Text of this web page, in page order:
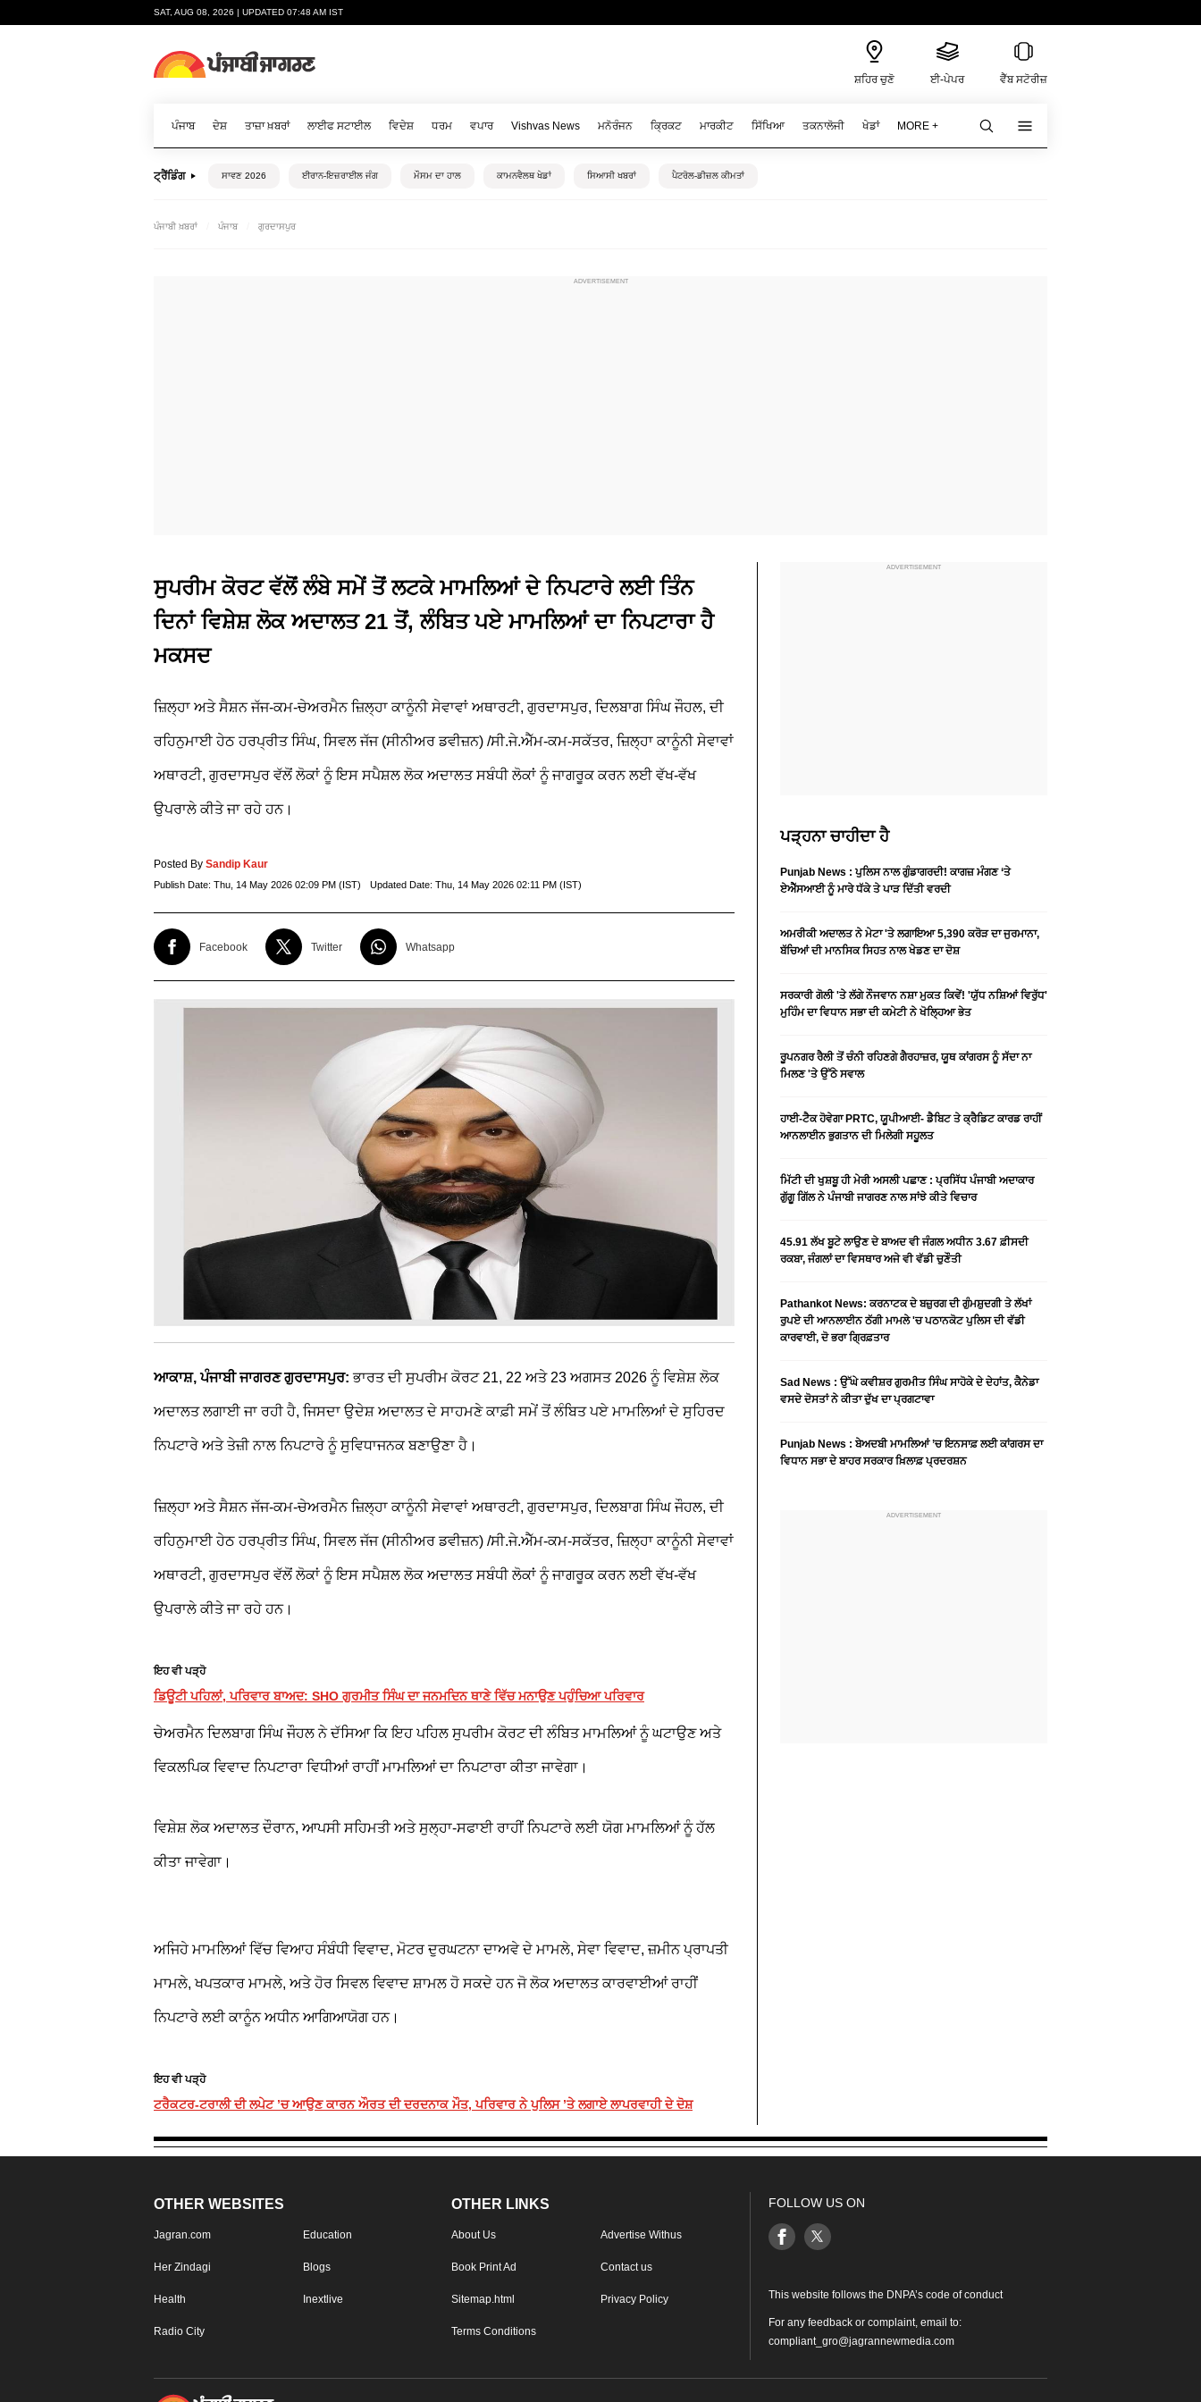
SAT, AUG 08, 2026 | UPDATED 07:48 AM IST
ਸ਼ਹਿਰ ਚੁਣੋ ਈ-ਪੇਪਰ ਵੈੱਬ ਸਟੋਰੀਜ਼
ਪੰਜਾਬ ਦੇਸ਼ ਤਾਜ਼ਾ ਖ਼ਬਰਾਂ ਲਾਈਫ ਸਟਾਈਲ ਵਿਦੇਸ਼ ਧਰਮ ਵਪਾਰ Vishvas News ਮਨੋਰੰਜਨ ਕ੍ਰਿਕਟ ਮਾਰਕੀਟ ਸਿੱਖਿਆ ਤਕਨਾਲੋਜੀ ਖੇਡਾਂ MORE +
ਟ੍ਰੈਂਡਿੰਗ ਸਾਵਣ 2026 ਈਰਾਨ-ਇਜ਼ਰਾਈਲ ਜੰਗ ਮੌਸਮ ਦਾ ਹਾਲ ਕਾਮਨਵੈਲਥ ਖੇਡਾਂ ਸਿਆਸੀ ਖਬਰਾਂ ਪੈਟਰੋਲ-ਡੀਜ਼ਲ ਕੀਮਤਾਂ
ਪੰਜਾਬੀ ਖ਼ਬਰਾਂ ਪੰਜਾਬ ਗੁਰਦਾਸਪੁਰ
ਸੁਪਰੀਮ ਕੋਰਟ ਵੱਲੋਂ ਲੰਬੇ ਸਮੇਂ ਤੋਂ ਲਟਕੇ ਮਾਮਲਿਆਂ ਦੇ ਨਿਪਟਾਰੇ ਲਈ ਤਿੰਨ
ਦਿਨਾਂ ਵਿਸ਼ੇਸ਼ ਲੋਕ ਅਦਾਲਤ 21 ਤੋਂ, ਲੰਬਿਤ ਪਏ ਮਾਮਲਿਆਂ ਦਾ ਨਿਪਟਾਰਾ ਹੈ
ਮਕਸਦ
ਜ਼ਿਲ੍ਹਾ ਅਤੇ ਸੈਸ਼ਨ ਜੱਜ-ਕਮ-ਚੇਅਰਮੈਨ ਜ਼ਿਲ੍ਹਾ ਕਾਨੂੰਨੀ ਸੇਵਾਵਾਂ ਅਥਾਰਟੀ, ਗੁਰਦਾਸਪੁਰ, ਦਿਲਬਾਗ ਸਿੰਘ ਜੌਹਲ, ਦੀ
ਰਹਿਨੁਮਾਈ ਹੇਠ ਹਰਪ੍ਰੀਤ ਸਿੰਘ, ਸਿਵਲ ਜੱਜ (ਸੀਨੀਅਰ ਡਵੀਜ਼ਨ) /ਸੀ.ਜੇ.ਐੱਮ-ਕਮ-ਸਕੱਤਰ, ਜ਼ਿਲ੍ਹਾ ਕਾਨੂੰਨੀ ਸੇਵਾਵਾਂ
ਅਥਾਰਟੀ, ਗੁਰਦਾਸਪੁਰ ਵੱਲੋਂ ਲੋਕਾਂ ਨੂੰ ਇਸ ਸਪੈਸ਼ਲ ਲੋਕ ਅਦਾਲਤ ਸਬੰਧੀ ਲੋਕਾਂ ਨੂੰ ਜਾਗਰੂਕ ਕਰਨ ਲਈ ਵੱਖ-ਵੱਖ
ਉਪਰਾਲੇ ਕੀਤੇ ਜਾ ਰਹੇ ਹਨ।
Posted By Sandip Kaur
Publish Date: Thu, 14 May 2026 02:09 PM (IST) Updated Date: Thu, 14 May 2026 02:11 PM (IST)
Facebook Twitter Whatsapp
ਆਕਾਸ਼, ਪੰਜਾਬੀ ਜਾਗਰਣ ਗੁਰਦਾਸਪੁਰ:ਭਾਰਤ ਦੀ ਸੁਪਰੀਮ ਕੋਰਟ 21, 22 ਅਤੇ 23 ਅਗਸਤ 2026 ਨੂੰ ਵਿਸ਼ੇਸ਼ ਲੋਕ
ਅਦਾਲਤ ਲਗਾਈ ਜਾ ਰਹੀ ਹੈ, ਜਿਸਦਾ ਉਦੇਸ਼ ਅਦਾਲਤ ਦੇ ਸਾਹਮਣੇ ਕਾਫ਼ੀ ਸਮੇਂ ਤੋਂ ਲੰਬਿਤ ਪਏ ਮਾਮਲਿਆਂ ਦੇ ਸੁਹਿਰਦ
ਨਿਪਟਾਰੇ ਅਤੇ ਤੇਜ਼ੀ ਨਾਲ ਨਿਪਟਾਰੇ ਨੂੰ ਸੁਵਿਧਾਜਨਕ ਬਣਾਉਣਾ ਹੈ।
ਜ਼ਿਲ੍ਹਾ ਅਤੇ ਸੈਸ਼ਨ ਜੱਜ-ਕਮ-ਚੇਅਰਮੈਨ ਜ਼ਿਲ੍ਹਾ ਕਾਨੂੰਨੀ ਸੇਵਾਵਾਂ ਅਥਾਰਟੀ, ਗੁਰਦਾਸਪੁਰ, ਦਿਲਬਾਗ ਸਿੰਘ ਜੌਹਲ, ਦੀ
ਰਹਿਨੁਮਾਈ ਹੇਠ ਹਰਪ੍ਰੀਤ ਸਿੰਘ, ਸਿਵਲ ਜੱਜ (ਸੀਨੀਅਰ ਡਵੀਜ਼ਨ) /ਸੀ.ਜੇ.ਐੱਮ-ਕਮ-ਸਕੱਤਰ, ਜ਼ਿਲ੍ਹਾ ਕਾਨੂੰਨੀ ਸੇਵਾਵਾਂ
ਅਥਾਰਟੀ, ਗੁਰਦਾਸਪੁਰ ਵੱਲੋਂ ਲੋਕਾਂ ਨੂੰ ਇਸ ਸਪੈਸ਼ਲ ਲੋਕ ਅਦਾਲਤ ਸਬੰਧੀ ਲੋਕਾਂ ਨੂੰ ਜਾਗਰੂਕ ਕਰਨ ਲਈ ਵੱਖ-ਵੱਖ
ਉਪਰਾਲੇ ਕੀਤੇ ਜਾ ਰਹੇ ਹਨ।
ਇਹ ਵੀ ਪੜ੍ਹੋ
ਡਿਊਟੀ ਪਹਿਲਾਂ, ਪਰਿਵਾਰ ਬਾਅਦ: SHO ਗੁਰਮੀਤ ਸਿੰਘ ਦਾ ਜਨਮਦਿਨ ਥਾਣੇ ਵਿੱਚ ਮਨਾਉਣ ਪਹੁੰਚਿਆ ਪਰਿਵਾਰ
ਚੇਅਰਮੈਨ ਦਿਲਬਾਗ ਸਿੰਘ ਜੌਹਲ ਨੇ ਦੱਸਿਆ ਕਿ ਇਹ ਪਹਿਲ ਸੁਪਰੀਮ ਕੋਰਟ ਦੀ ਲੰਬਿਤ ਮਾਮਲਿਆਂ ਨੂੰ ਘਟਾਉਣ ਅਤੇ
ਵਿਕਲਪਿਕ ਵਿਵਾਦ ਨਿਪਟਾਰਾ ਵਿਧੀਆਂ ਰਾਹੀਂ ਮਾਮਲਿਆਂ ਦਾ ਨਿਪਟਾਰਾ ਕੀਤਾ ਜਾਵੇਗਾ।
ਵਿਸ਼ੇਸ਼ ਲੋਕ ਅਦਾਲਤ ਦੌਰਾਨ, ਆਪਸੀ ਸਹਿਮਤੀ ਅਤੇ ਸੁਲ੍ਹਾ-ਸਫਾਈ ਰਾਹੀਂ ਨਿਪਟਾਰੇ ਲਈ ਯੋਗ ਮਾਮਲਿਆਂ ਨੂੰ ਹੱਲ
ਕੀਤਾ ਜਾਵੇਗਾ।
ਅਜਿਹੇ ਮਾਮਲਿਆਂ ਵਿੱਚ ਵਿਆਹ ਸੰਬੰਧੀ ਵਿਵਾਦ, ਮੋਟਰ ਦੁਰਘਟਨਾ ਦਾਅਵੇ ਦੇ ਮਾਮਲੇ, ਸੇਵਾ ਵਿਵਾਦ, ਜ਼ਮੀਨ ਪ੍ਰਾਪਤੀ
ਮਾਮਲੇ, ਖਪਤਕਾਰ ਮਾਮਲੇ, ਅਤੇ ਹੋਰ ਸਿਵਲ ਵਿਵਾਦ ਸ਼ਾਮਲ ਹੋ ਸਕਦੇ ਹਨ ਜੋ ਲੋਕ ਅਦਾਲਤ ਕਾਰਵਾਈਆਂ ਰਾਹੀਂ
ਨਿਪਟਾਰੇ ਲਈ ਕਾਨੂੰਨ ਅਧੀਨ ਆਗਿਆਯੋਗ ਹਨ।
ਇਹ ਵੀ ਪੜ੍ਹੋ
ਟਰੈਕਟਰ-ਟਰਾਲੀ ਦੀ ਲਪੇਟ ’ਚ ਆਉਣ ਕਾਰਨ ਔਰਤ ਦੀ ਦਰਦਨਾਕ ਮੌਤ, ਪਰਿਵਾਰ ਨੇ ਪੁਲਿਸ ’ਤੇ ਲਗਾਏ ਲਾਪਰਵਾਹੀ ਦੇ ਦੋਸ਼
ਪੜ੍ਹਨਾ ਚਾਹੀਦਾ ਹੈ
Punjab News : ਪੁਲਿਸ ਨਾਲ ਗੁੰਡਾਗਰਦੀ! ਕਾਗਜ਼ ਮੰਗਣ ‘ਤੇ
ਏਐੱਸਆਈ ਨੂੰ ਮਾਰੇ ਧੱਕੇ ਤੇ ਪਾੜ ਦਿੱਤੀ ਵਰਦੀ
ਅਮਰੀਕੀ ਅਦਾਲਤ ਨੇ ਮੇਟਾ 'ਤੇ ਲਗਾਇਆ 5,390 ਕਰੋੜ ਦਾ ਜੁਰਮਾਨਾ,
ਬੱਚਿਆਂ ਦੀ ਮਾਨਸਿਕ ਸਿਹਤ ਨਾਲ ਖੇਡਣ ਦਾ ਦੋਸ਼
ਸਰਕਾਰੀ ਗੋਲੀ 'ਤੇ ਲੱਗੇ ਨੌਜਵਾਨ ਨਸ਼ਾ ਮੁਕਤ ਕਿਵੇਂ! 'ਯੁੱਧ ਨਸ਼ਿਆਂ ਵਿਰੁੱਧ'
ਮੁਹਿੰਮ ਦਾ ਵਿਧਾਨ ਸਭਾ ਦੀ ਕਮੇਟੀ ਨੇ ਖੋਲ੍ਹਿਆ ਭੇਤ
ਰੂਪਨਗਰ ਰੈਲੀ ਤੋਂ ਚੰਨੀ ਰਹਿਣਗੇ ਗੈਰਹਾਜ਼ਰ, ਯੂਥ ਕਾਂਗਰਸ ਨੂੰ ਸੱਦਾ ਨਾ
ਮਿਲਣ 'ਤੇ ਉੱਠੇ ਸਵਾਲ
ਹਾਈ-ਟੈਕ ਹੋਵੇਗਾ PRTC, ਯੂਪੀਆਈ- ਡੈਬਿਟ ਤੇ ਕ੍ਰੈਡਿਟ ਕਾਰਡ ਰਾਹੀਂ
ਆਨਲਾਈਨ ਭੁਗਤਾਨ ਦੀ ਮਿਲੇਗੀ ਸਹੂਲਤ
ਮਿੱਟੀ ਦੀ ਖੁਸ਼ਬੂ ਹੀ ਮੇਰੀ ਅਸਲੀ ਪਛਾਣ : ਪ੍ਰਸਿੱਧ ਪੰਜਾਬੀ ਅਦਾਕਾਰ
ਗੁੱਗੂ ਗਿੱਲ ਨੇ ਪੰਜਾਬੀ ਜਾਗਰਣ ਨਾਲ ਸਾਂਝੇ ਕੀਤੇ ਵਿਚਾਰ
45.91 ਲੱਖ ਬੂਟੇ ਲਾਉਣ ਦੇ ਬਾਅਦ ਵੀ ਜੰਗਲ ਅਧੀਨ 3.67 ਫ਼ੀਸਦੀ
ਰਕਬਾ, ਜੰਗਲਾਂ ਦਾ ਵਿਸਥਾਰ ਅਜੇ ਵੀ ਵੱਡੀ ਚੁਣੌਤੀ
Pathankot News: ਕਰਨਾਟਕ ਦੇ ਬਜ਼ੁਰਗ ਦੀ ਗੁੰਮਸ਼ੁਦਗੀ ਤੇ ਲੱਖਾਂ
ਰੁਪਏ ਦੀ ਆਨਲਾਈਨ ਠੱਗੀ ਮਾਮਲੇ 'ਚ ਪਠਾਨਕੋਟ ਪੁਲਿਸ ਦੀ ਵੱਡੀ
ਕਾਰਵਾਈ, ਦੋ ਭਰਾ ਗ੍ਰਿਫ਼ਤਾਰ
Sad News : ਉੱਘੇ ਕਵੀਸ਼ਰ ਗੁਰਮੀਤ ਸਿੰਘ ਸਾਹੋਕੇ ਦੇ ਦੇਹਾਂਤ, ਕੈਨੇਡਾ
ਵਸਦੇ ਦੋਸਤਾਂ ਨੇ ਕੀਤਾ ਦੁੱਖ ਦਾ ਪ੍ਰਗਟਾਵਾ
Punjab News : ਬੇਅਦਬੀ ਮਾਮਲਿਆਂ ’ਚ ਇਨਸਾਫ਼ ਲਈ ਕਾਂਗਰਸ ਦਾ
ਵਿਧਾਨ ਸਭਾ ਦੇ ਬਾਹਰ ਸਰਕਾਰ ਖ਼ਿਲਾਫ਼ ਪ੍ਰਦਰਸ਼ਨ
OTHER WEBSITES
Jagran.com Education
Her Zindagi Blogs
Health Inextlive
Radio City
OTHER LINKS
About Us Advertise Withus
Book Print Ad Contact us
Sitemap.html Privacy Policy
Terms Conditions
FOLLOW US ON
This website follows the DNPA’s code of conduct
For any feedback or complaint, email to:
compliant_gro@jagrannewmedia.com